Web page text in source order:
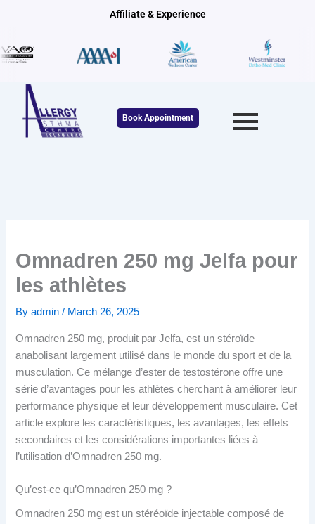
Affiliate & Experience
Book Appointment
Omnadren 250 mg Jelfa pour
les athlètes
Byadmin/ March 26, 2025
Omnadren 250 mg, produit par Jelfa, est un stéroïde
anabolisant largement utilisé dans le monde du sport et de la
musculation. Ce mélange d’ester de testostérone offre une
série d’avantages pour les athlètes cherchant à améliorer leur
performance physique et leur développement musculaire. Cet
article explore les caractéristiques, les avantages, les effets
secondaires et les considérations importantes liées à
l’utilisation d’Omnadren 250 mg.
Qu’est-ce qu’Omnadren 250 mg ?
Omnadren 250 mg est un stéréoïde injectable composé de